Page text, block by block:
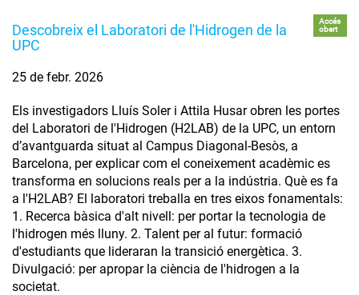
Descobreix el Laboratori de l'Hidrogen de la
UPC
Accés
obert
25 de febr. 2026
Els investigadors Lluís Soler i Attila Husar obren les portes
del Laboratori de l'Hidrogen (H2LAB) de la UPC, un entorn
d’avantguarda situat al Campus Diagonal-Besòs, a
Barcelona, per explicar com el coneixement acadèmic es
transforma en solucions reals per a la indústria. Què es fa
a l'H2LAB? El laboratori treballa en tres eixos fonamentals:
1. Recerca bàsica d'alt nivell: per portar la tecnologia de
l'hidrogen més lluny. 2. Talent per al futur: formació
d'estudiants que lideraran la transició energètica. 3.
Divulgació: per apropar la ciència de l'hidrogen a la
societat.